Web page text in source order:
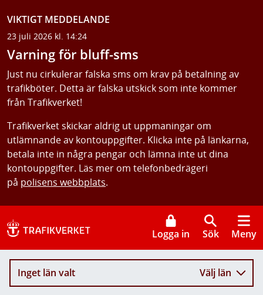
VIKTIGT MEDDELANDE
23 juli 2026 kl. 14:24
Varning för bluff-sms
Just nu cirkulerar falska sms om krav på betalning av
trafikböter. Detta är falska utskick som inte kommer
från Trafikverket!
Trafikverket skickar aldrig ut uppmaningar om
utlämnande av kontouppgifter. Klicka inte på länkarna,
betala inte in några pengar och lämna inte ut dina
kontouppgifter. Läs mer om telefonbedrägeri
på polisens webbplats.
Logga in Sök Meny
Inget län valt Välj län